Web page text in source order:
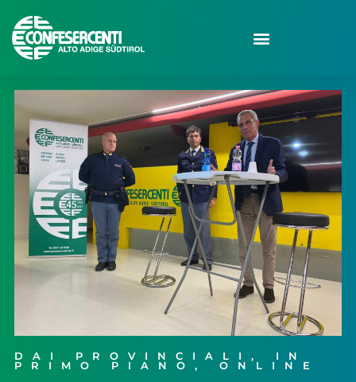
DAI PROVINCIALI , IN
PRIMO PIANO , ONLINE